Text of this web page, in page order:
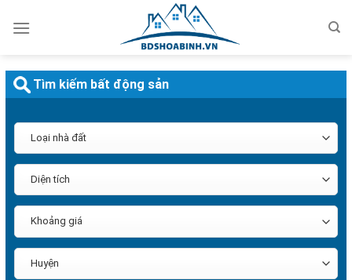
qua
dung
Tìm kiếm bất động sản